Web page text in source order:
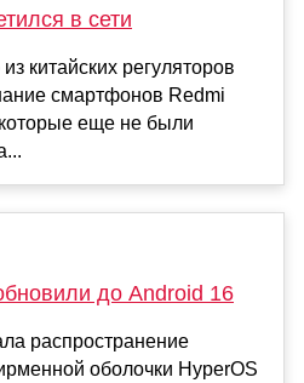
в сети
китайских регуляторов
смартфонов Redmi
еще не были
до Android 16
распространение
оболочки HyperOS